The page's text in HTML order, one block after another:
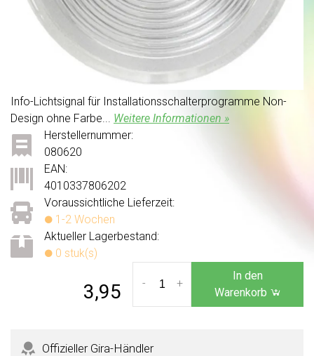
Info-Lichtsignal für Installationsschalterprogramme Non-
Design ohne Farbe... Weitere Informationen »
Voraussichtliche Lieferzeit:
1-2 Wochen
Aktueller Lagerbestand:
0 stuk(s)
Herstellernummer:
080620
EAN:
4010337806202
3,95 +
-
In den
Warenkorb
Offizieller Gira-Händler